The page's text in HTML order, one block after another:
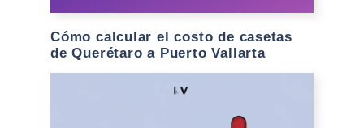
Cómo calcular el costo de casetas
de Querétaro a Puerto Vallarta